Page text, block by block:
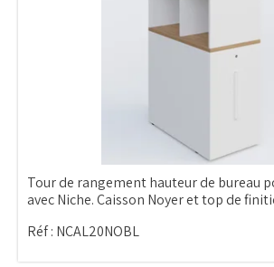
Tour de rangement hauteur de bureau
avec Niche. Caisson Noyer et top de
Réf : NCAL20NOBL